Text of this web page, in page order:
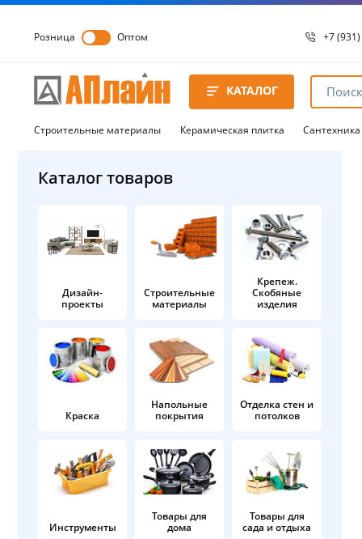
Розница Оптом +7
8 8172
8 8172
КАТАЛОГ
Строительные материалы Керамическая плитка Сантехника
Каталог товаров
Дизайн-
проекты
Строительные
материалы
Крепеж.
Скобяные
изделия
Краска
Напольные
покрытия
Отделка стен и
потолков
Инструменты
Товары для
дома
Товары для
сада и отдыха